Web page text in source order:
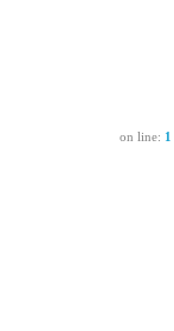
on line: 1